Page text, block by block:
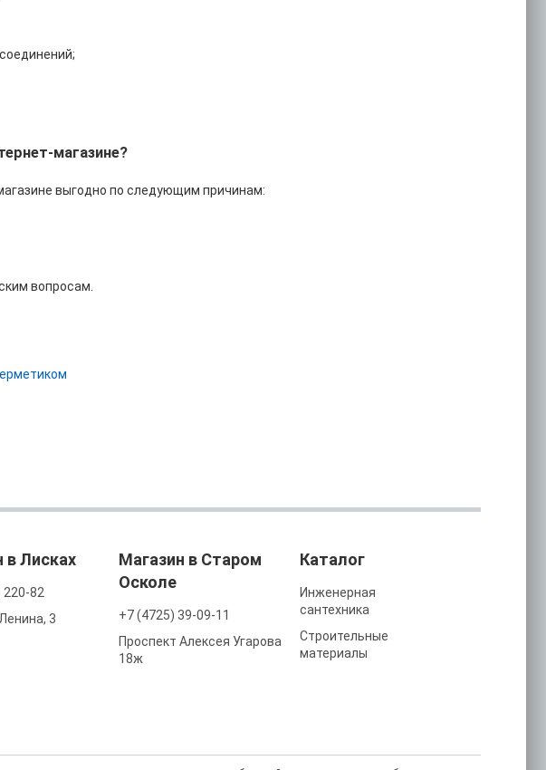
магазине?
выгодно по следующим причинам:
вопросам.
в Лисках
220-82
3
Магазин в Старом
Осколе
+7 (4725) 39-09-11
Проспект Алексея Угарова
18ж
Каталог
Инженерная
сантехника
Строительные
материалы